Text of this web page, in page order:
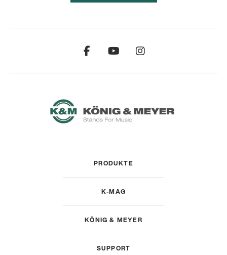
PRODUKTE
K-MAG
KÖNIG & MEYER
SUPPORT